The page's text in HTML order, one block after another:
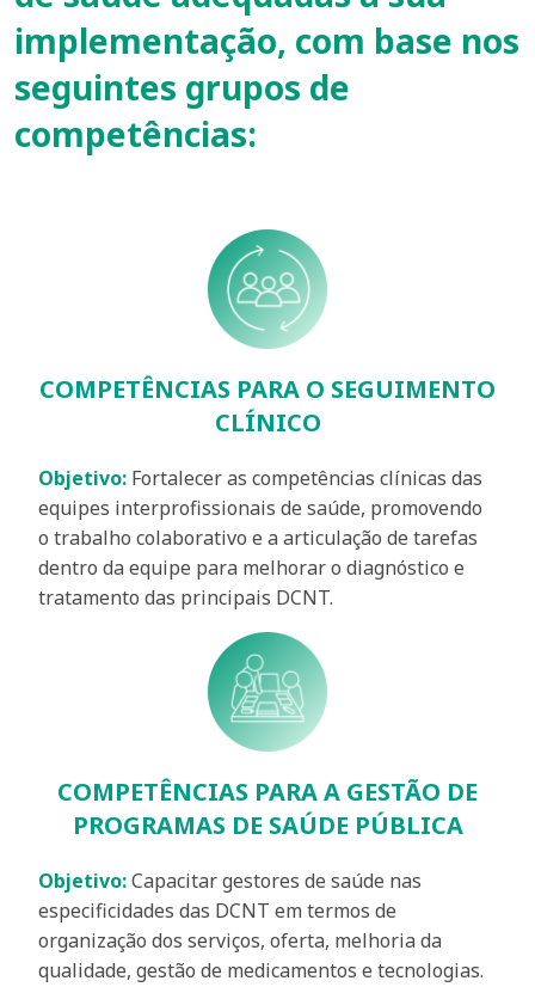
implementação, com base nos
seguintes grupos de
competências:
COMPETÊNCIAS PARA O SEGUIMENTO
CLÍNICO
Objetivo: Fortalecer as competências clínicas das
equipes interprofissionais de saúde, promovendo
o trabalho colaborativo e a articulação de tarefas
dentro da equipe para melhorar o diagnóstico e
tratamento das principais DCNT.
COMPETÊNCIAS PARA A GESTÃO DE
PROGRAMAS DE SAÚDE PÚBLICA
Objetivo:Capacitar gestores de saúde nas
especificidades das DCNT em termos de
organização dos serviços, oferta, melhoria da
qualidade, gestão de medicamentos e tecnologias.